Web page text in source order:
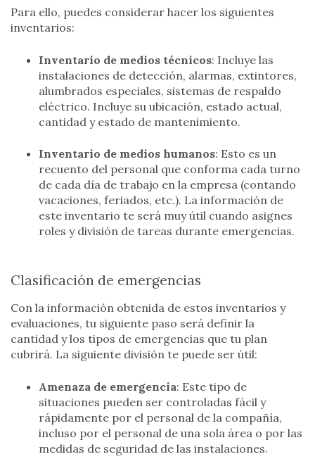
Para ello, puedes considerar hacer los siguientes
inventarios:
Inventario de medios técnicos: Incluye las
instalaciones de detección, alarmas, extintores,
alumbrados especiales, sistemas de respaldo
eléctrico. Incluye su ubicación, estado actual,
cantidad y estado de mantenimiento.
Inventario de medios humanos: Esto es un
recuento del personal que conforma cada turno
de cada día de trabajo en la empresa (contando
vacaciones, feriados, etc.). La información de
este inventario te será muy útil cuando asignes
roles y división de tareas durante emergencias.
Clasificación de emergencias
Con la información obtenida de estos inventarios y
evaluaciones, tu siguiente paso será definir la
cantidad y los tipos de emergencias que tu plan
cubrirá. La siguiente división te puede ser útil:
Amenaza de emergencia: Este tipo de
situaciones pueden ser controladas fácil y
rápidamente por el personal de la compañía,
incluso por el personal de una sola área o por las
medidas de seguridad de las instalaciones.